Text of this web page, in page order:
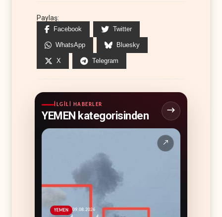
Paylaş:
Facebook Twitter
WhatsApp Bluesky
X Telegram
İLGILI HABERLER
YEMEN kategorisinden
↗
YEMEN 09.08.2026